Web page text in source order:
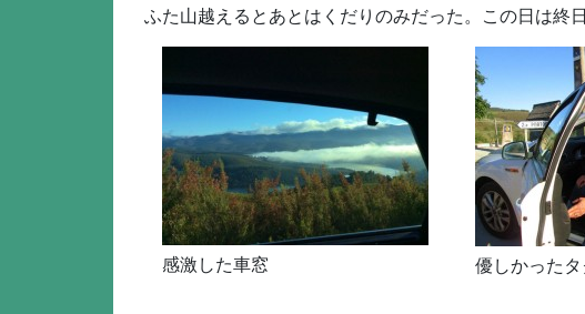
ふた山越えるとあとはくだりのみだった。この日は終
感激した車窓 優しかった